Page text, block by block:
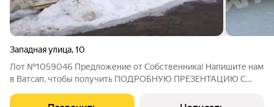
Западная улица,10
Лот №1059046 Предложение от Собственника! Напишите нам
в Ватсап, чтобы получить ПОДРОБНУЮ ПРЕЗЕНТАЦИЮ С
отапливаемый модуль в г.Одинцово. 504 кв. Размер 12Х42.